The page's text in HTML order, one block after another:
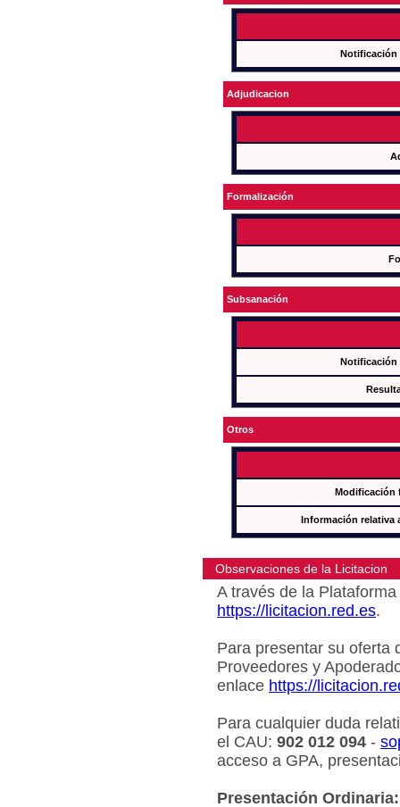
Notificación
Adjudicacion
Formalización
Subsanación
Notificación
Otros
Modificación
Información relativa
Observaciones de la Licitacion
A través de la
https://licitacion.red.es.
Para presentar su oferta
Proveedores y
enlace https://
Para cualquier duda
el CAU: 902 012 094 -
acceso a GPA,
Presentación Ordinaria: